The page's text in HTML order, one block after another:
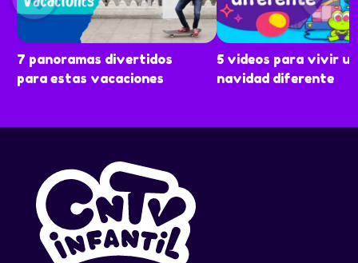
7 panoramas divertidos
para estas vacaciones
5 videos para vivir
navidad diferente